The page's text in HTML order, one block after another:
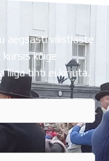
aegsasti vilistlaste
kõige
liiga tihti ei kirjuta.